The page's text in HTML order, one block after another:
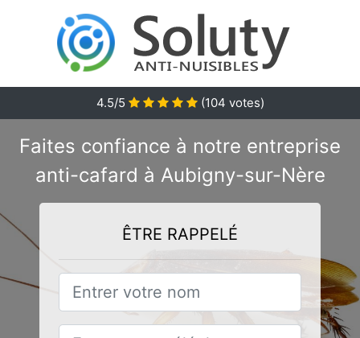
4.5/5 (104 votes)
Faites confiance à notre entreprise
anti-cafard à Aubigny-sur-Nère
ÊTRE RAPPELÉ